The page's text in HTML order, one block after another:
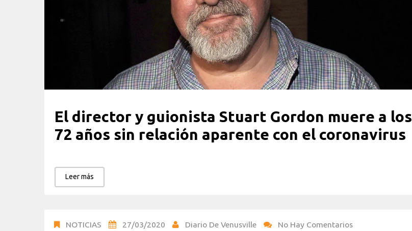
El director y guionista Stuart Gordon muere a los
72 años sin relación aparente con el coronavirus
Leer más
NOTICIAS 27/03/2020 Diario De Venusville
No Hay Comentarios